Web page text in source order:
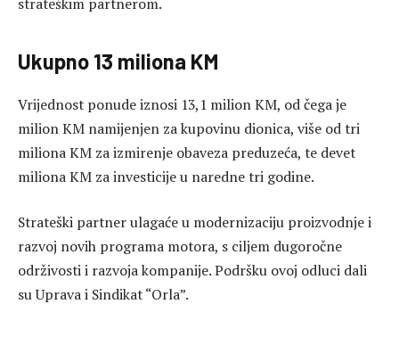
Ukupno 13 miliona KM
Vrijednost ponude iznosi 13,1 milion KM, od čega je
milion KM namijenjen za kupovinu dionica, više od tri
miliona KM za izmirenje obaveza preduzeća, te devet
miliona KM za investicije u naredne tri godine.
Strateški partner ulagaće u modernizaciju proizvodnje i
razvoj novih programa motora, s ciljem dugoročne
održivosti i razvoja kompanije. Podršku ovoj odluci dali
su Uprava i Sindikat “Orla”.